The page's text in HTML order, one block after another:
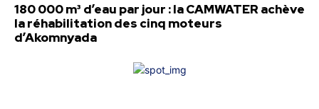
180 000 m³ d’eau par jour : la CAMWATER achève
la réhabilitation des cinq moteurs
d’Akomnyada